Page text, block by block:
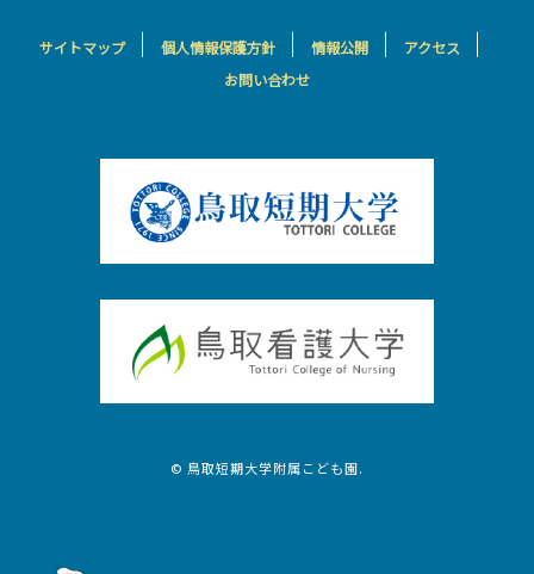
サイトマップ 個人情報保護方針 情報公開
アクセス
お問い合わせ
© 鳥取短期大学附属こども園.